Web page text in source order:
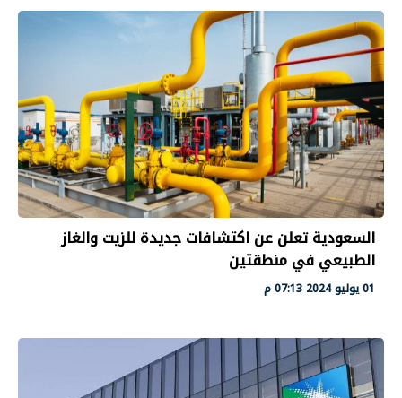
السعودية تعلن عن اكتشافات جديدة للزيت والغاز
الطبيعي في منطقتين
01 يوليو 2024 07:13 م